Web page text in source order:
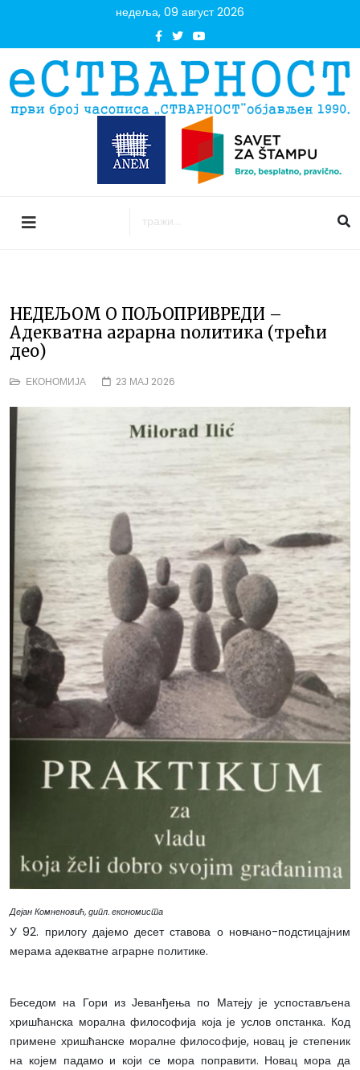
недеља, 09 август 2026
НЕДЕЉОМ О ПОЉОПРИВРЕДИ –
Адекватна аграрна политика (трећи
део)
ЕКОНОМИЈА 23 МАЈ 2026
Дејан Комненовић, дипл. економиста
У 92. прилогу дајемо десет ставова о новчано-подстицајним
мерама адекватне аграрне политике.
Беседом на Гори из Јеванђења по Матеју је успостављена
хришћанска морална философија која је услов опстанка. Код
примене хришћанске моралне философије, новац је степеник
на којем падамо и који се мора поправити. Новац мора да